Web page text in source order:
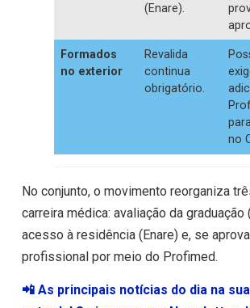
(Enare).
Formados
no exterior
Revalida
continua
obrigatório.
no
No conjunto, o movimento reorganiza
carreira médica: avaliação da graduação
acesso à residência (Enare) e, se
profissional por meio do Profimed.
📲 As principais notícias do dia na